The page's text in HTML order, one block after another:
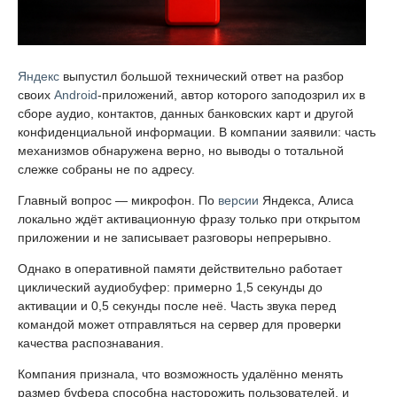
Яндекс выпустил большой технический ответ на разбор
своих Android-приложений, автор которого заподозрил их в
сборе аудио, контактов, данных банковских карт и другой
конфиденциальной информации. В компании заявили: часть
механизмов обнаружена верно, но выводы о тотальной
слежке собраны не по адресу.
Главный вопрос — микрофон. По версии Яндекса, Алиса
локально ждёт активационную фразу только при открытом
приложении и не записывает разговоры непрерывно.
Однако в оперативной памяти действительно работает
циклический аудиобуфер: примерно 1,5 секунды до
активации и 0,5 секунды после неё. Часть звука перед
командой может отправляться на сервер для проверки
качества распознавания.
Компания признала, что возможность удалённо менять
размер буфера способна насторожить пользователей, и